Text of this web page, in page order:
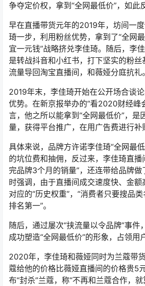
争夺定价权，拿到“全网最低价”，如此
早在直播带货元年的2019年，坊间一
琦一步，利用粉丝优势，拿到了“全网
宜一元钱”战略挤兑李佳琦。随后，李
是转战抖音和小红书，打下坚实的粉丝
流量导回淘宝直播间，和薇娅分庭抗礼。
2019年末，李佳琦开始在公开场合谈
优势。在新京报举办的“看2020财经峰
言，他之所以能拿到“全网最低价”，是
量，获得平台推广，在用广告费进行补
具体来说，品牌方许诺李佳琦“全网最
的坑位费和抽佣，反过来，李佳琦直播
完品牌3个月的销量”，还连带给品牌做
时强调，由于直播间成交速度快、金额
对应的“历史权重”，“消费者只要搜品
排名第一”。
随后，通过屡次“挟流量以令品牌”事件
成功塑造“全网最低价”的形象，占领用
2020年，李佳琦和薇娅同时为兰蔻带
蔻给他的价格比薇娅直播间的价格贵5
布“封杀”兰蔻，称“不再和兰蔻合作，